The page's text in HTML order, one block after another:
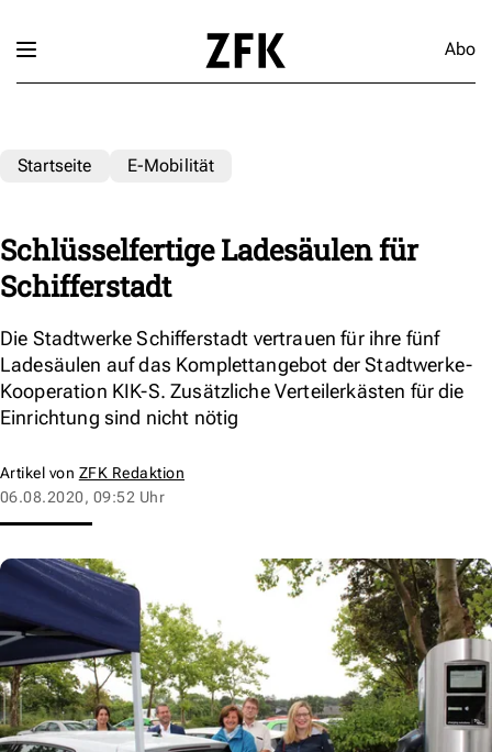
Abo
Startseite E-Mobilität
Schlüsselfertige Ladesäulen für
Schifferstadt
Die Stadtwerke Schifferstadt vertrauen für ihre fünf
Ladesäulen auf das Komplettangebot der Stadtwerke-
Kooperation KIK-S. Zusätzliche Verteilerkästen für die
Einrichtung sind nicht nötig
Artikel von ZFK Redaktion
06.08.2020, 09:52 Uhr